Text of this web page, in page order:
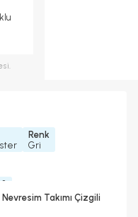
Renk
Gri
?
Takımı Çizgili